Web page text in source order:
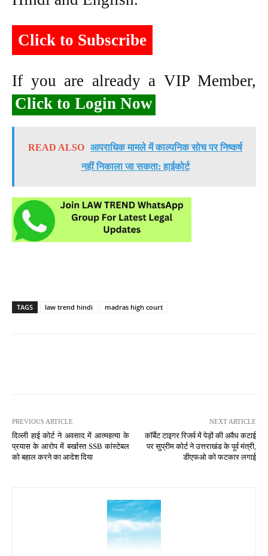
Click to Subscribe
If you are already a VIP Member,
Click to Login Now
READ ALSO आपराधिक मामले में काल्पनिक सोच पर निष्कर्ष
नहीं निकाला जा सकता: हाईकोर्ट
TAGS law trend hindi madras high court
PREVIOUS ARTICLE
दिल्ली हाई कोर्ट ने अवसाद में आत्महत्या के
प्रयास के आरोप में बर्खास्त SSB कांस्टेबल
को बहाल करने का आदेश दिया
NEXT ARTICLE
कॉर्बेट टाइगर रिजर्व में पेड़ों की अवैध कटाई
पर सुप्रीम कोर्ट ने उत्तराखंड के पूर्व मंत्री,
डीएफओ को फटकार लगाई